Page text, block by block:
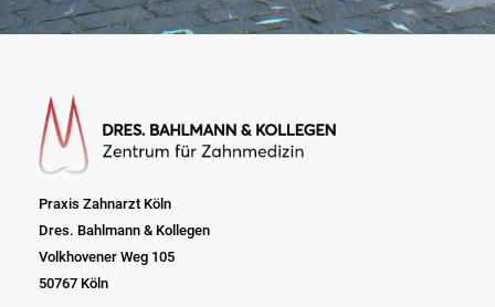
Praxis Zahnarzt Köln
Dres. Bahlmann & Kollegen
Volkhovener Weg 105
50767 Köln